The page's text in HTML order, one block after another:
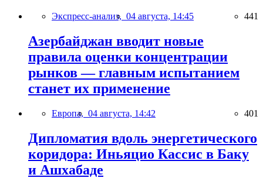
Экспресс-анализ, 04 августа, 14:45 441
Азербайджан вводит новые
правила оценки концентрации
рынков — главным испытанием
станет их применение
Европа, 04 августа, 14:42 401
Дипломатия вдоль энергетического
коридора: Иньяцио Кассис в Баку
и Ашхабаде